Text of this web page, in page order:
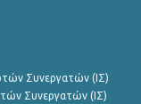
Συνεργατών (ΙΣ)
Συνεργατών (ΙΣ)